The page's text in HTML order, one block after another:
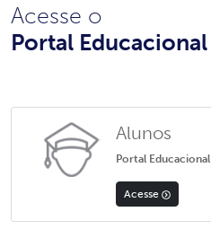
Acesse o
Portal Educacional
Alunos
Portal Educacional
Acesse